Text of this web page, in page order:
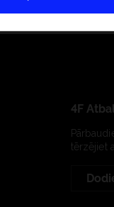
4F
tērzējiet